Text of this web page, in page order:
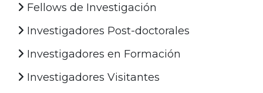
Fellows de Investigación
Investigadores Post-doctorales
Investigadores en Formación
Investigadores Visitantes